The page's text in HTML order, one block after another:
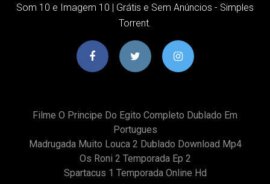
Som 10 e Imagem 10 | Grátis e Sem Anúncios - Simples
Torrent.
Filme O Principe Do Egito Completo Dublado Em
Portugues
Madrugada Muito Louca 2 Dublado Download Mp4
Os Roni 2 Temporada Ep 2
Spartacus 1 Temporada Online Hd